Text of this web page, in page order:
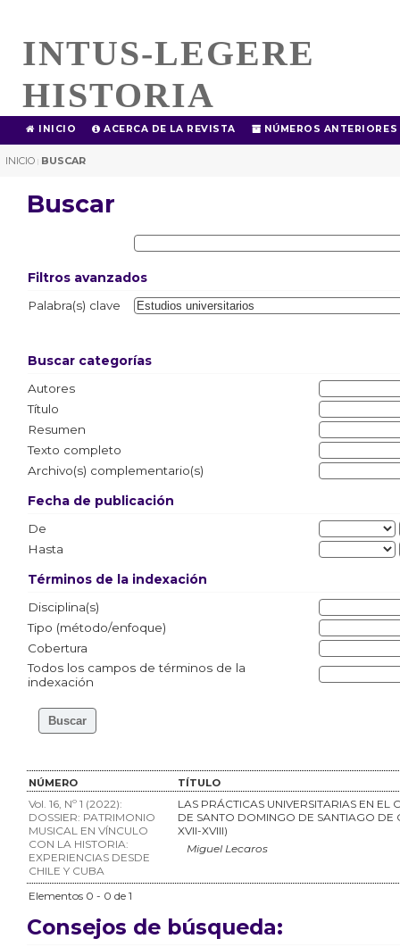
INTUS-LEGERE
HISTORIA
INICIO ACERCA DE LA REVISTA NÚMEROS ANTERIORES
INICIO | BUSCAR
Buscar
Filtros avanzados
Palabra(s) clave
Buscar categorías
Autores
Título
Resumen
Texto completo
Archivo(s) complementario(s)
Fecha de publicación
De
Hasta
Términos de la indexación
Disciplina(s)
Tipo (método/enfoque)
Cobertura
Todos los campos de términos de la
indexación
NÚMERO TÍTULO
Vol. 16, Nº 1 (2022):
DOSSIER: PATRIMONIO
MUSICAL EN VÍNCULO
CON LA HISTORIA:
EXPERIENCIAS DESDE
CHILE Y CUBA
LAS PRÁCTICAS UNIVERSITARIAS EN EL
DE SANTO DOMINGO DE SANTIAGO DE
XVII-XVIII)
Miguel Lecaros
Elementos 0 - 0 de 1
Consejos de búsqueda: